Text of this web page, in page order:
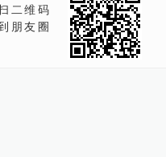
二维码
朋友圈